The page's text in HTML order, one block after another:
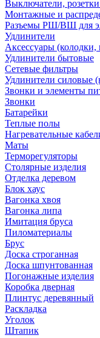
Выключатели,
Монтажные и
Разъемы РШ/ВШ для
Удлинители
Аксессуары (колодки,
Удлинители бытовые
Сетевые фильтры
Удлинители силовые
Звонки и элементы
Звонки
Батарейки
Теплые полы
Нагревательные
Маты
Терморегуляторы
Столярные изделия
Отделка деревом
Блок хаус
Вагонка хвоя
Вагонка липа
Имитация бруса
Пиломатериалы
Брус
Доска строганная
Доска шпунтованная
Погонажные изделия
Коробка дверная
Плинтус деревянный
Раскладка
Уголок
Штапик